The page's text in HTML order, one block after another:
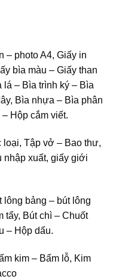
– photo A4, Giấy in
bìa màu – Giấy than
– Bìa trình ký – Bìa
Bìa nhựa – Bìa phân
Hộp cắm viết.
loại, Tập vở – Bao thư,
nhập xuất, giấy giới
lông bảng – bút lông
tẩy, Bút chì – Chuốt
– Hộp dấu.
kim – Bấm lỗ, Kim